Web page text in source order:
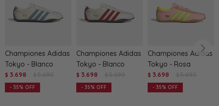
Championes Adidas
Tokyo - Blanco
$ 3.698 $ 5.690
35
Championes Adidas
Tokyo - Blanco
$ 3.698 $ 5.690
35
Championes Adidas
Tokyo - Rosa
$ 3.698 $ 5.690
35